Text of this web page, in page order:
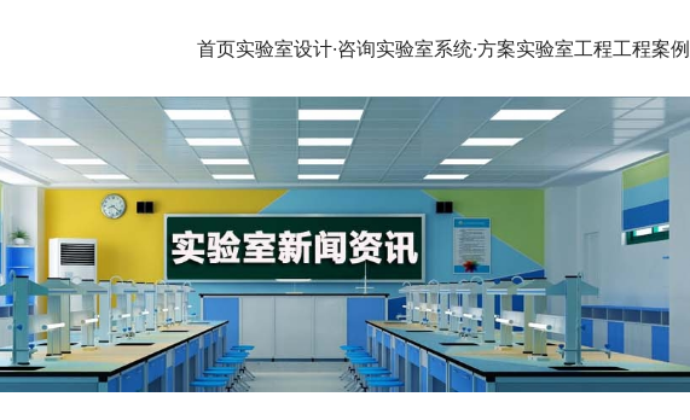
首页实验室设计·咨询实验室系统·方案实验室工程工程案例